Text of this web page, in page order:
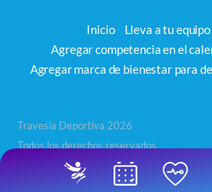
Inicio
Lleva a tu
Agregar competencia en el
Agregar marca de bienestar para
Travesía Deportiva 2026
Todos los derechos reservados